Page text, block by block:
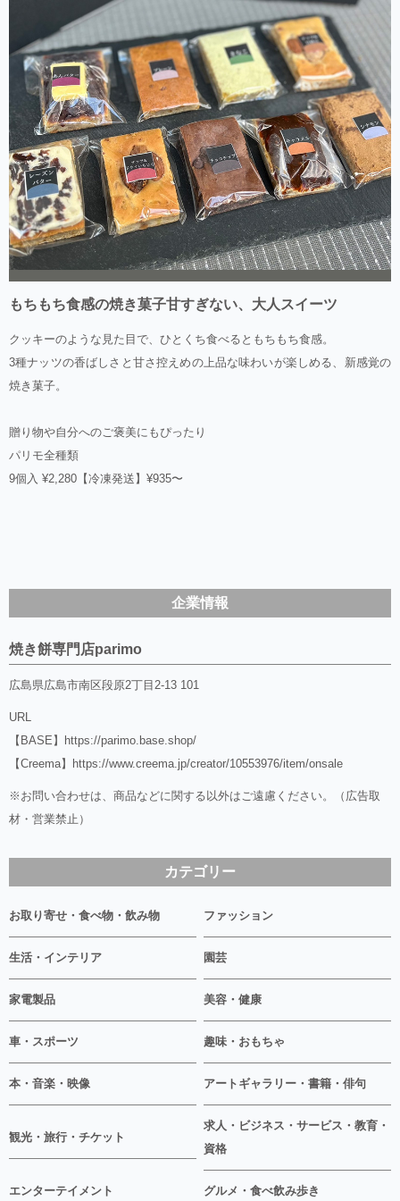
もちもち食感の焼き菓子甘すぎない、大人スイーツ
クッキーのような見た目で、ひとくち食べるともちもち食感。
3種ナッツの香ばしさと甘さ控えめの上品な味わいが楽しめる、新感覚の
焼き菓子。
贈り物や自分へのご褒美にもぴったり
パリモ全種類
9個入 ¥2,280【冷凍発送】¥935〜
企業情報
焼き餅専門店parimo
広島県広島市南区段原2丁目2-13 101
URL
【BASE】
https://parimo.base.shop/
【Creema】
https://www.creema.jp/creator/10553976/item/onsale
※お問い合わせは、商品などに関する以外はご遠慮ください。（広告取
材・営業禁止）
カテゴリー
お取り寄せ・食べ物・飲み物 ファッション
生活・インテリア 園芸
家電製品 美容・健康
車・スポーツ 趣味・おもちゃ
本・音楽・映像 アートギャラリー・書籍・俳句
観光・旅行・チケット
求人・ビジネス・サービス・教育・
資格
エンターテイメント グルメ・食べ飲み歩き